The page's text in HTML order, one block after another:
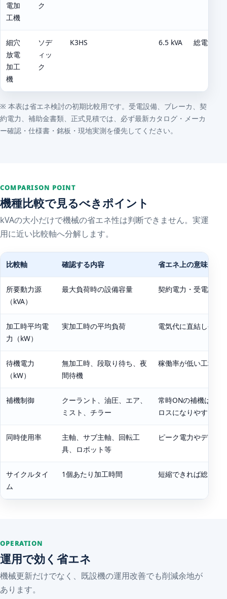
電加
工機
ク
細穴
放電
加工
機
ソデ
ィッ
ク
K3HS 6.5 kVA 総電気容
※ 本表は省エネ検討の初期比較用です。受電設備、ブレーカ、契
約電力、補助金書類、正式見積では、必ず最新カタログ・メーカ
ー確認・仕様書・銘板・現地実測を優先してください。
COMPARISON POINT
機種比較で見るべきポイント
kVAの大小だけで機械の省エネ性は判断できません。実運
用に近い比較軸へ分解します。
比較軸 確認する内容 省エネ上の意味
所要動力源
（kVA）
最大負荷時の設備容量 契約電力・受電設備
加工時平均電
力（kW）
実加工時の平均負荷 電気代に直結しやす
待機電力
（kW）
無加工時、段取り待ち、夜
間待機
稼働率が低い工場ほ
補機制御
クーラント、油圧、エア、
ミスト、チラー
常時ONの補機は見
ロスになりやすい
同時使用率
主軸、サブ主軸、回転工
具、ロボット等
ピーク電力やデマン
サイクルタイ
ム
1個あたり加工時間 短縮できれば総kWh
OPERATION
運用で効く省エネ
機械更新だけでなく、既設機の運用改善でも削減余地が
あります。